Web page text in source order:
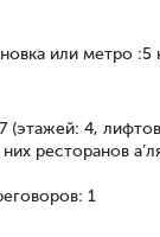
или метро :5
(этажей: 4,
ресторанов
1